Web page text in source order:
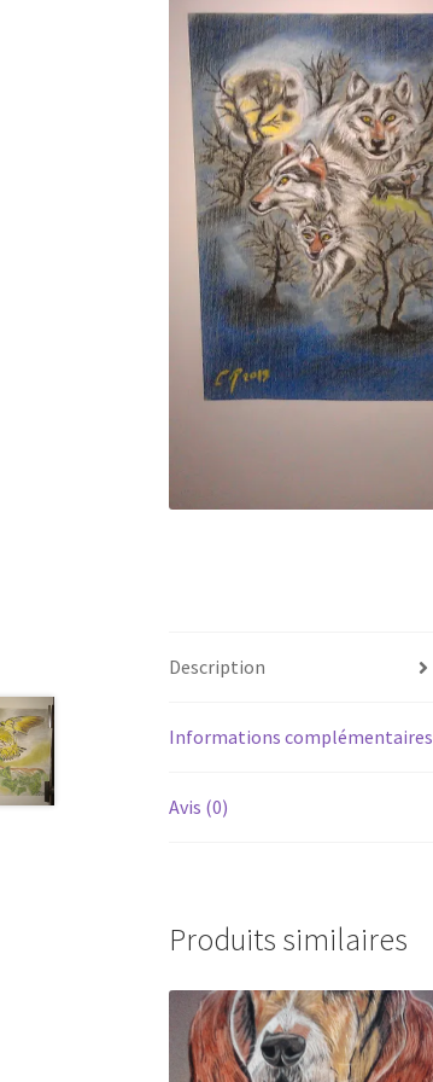
Description
Informations complémentaires
Avis (0)
Produits similaires